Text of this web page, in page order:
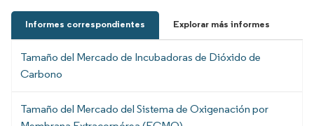
Informes correspondientes Explorar más informes
Tamaño del Mercado de Incubadoras de Dióxido de
Carbono
Tamaño del Mercado del Sistema de Oxigenación por